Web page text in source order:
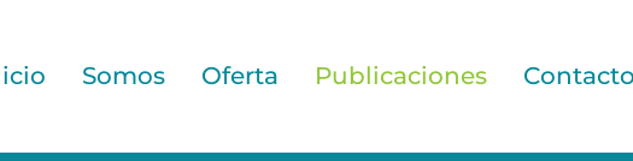
Somos Oferta Publicaciones Contacto